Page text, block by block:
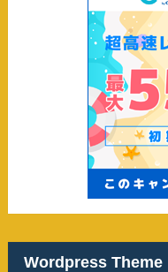
Wordpress Theme